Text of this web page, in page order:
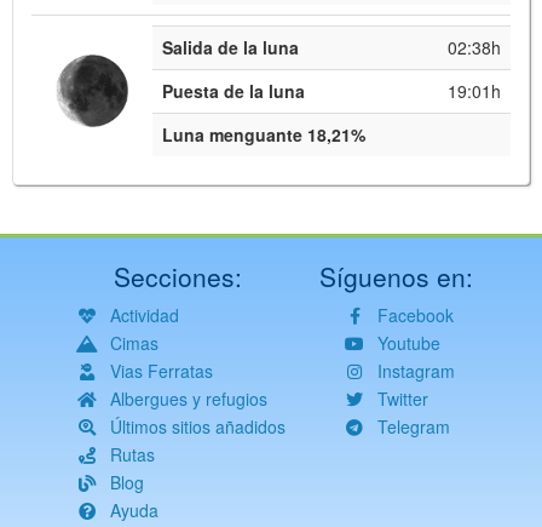
Salida de la luna
02:38h
Puesta de la luna
19:01h
Luna menguante 18,21%
Secciones:
Actividad
Cimas
Vias Ferratas
Albergues y refugios
Últimos sitios añadidos
Rutas
Blog
Ayuda
Síguenos en:
Facebook
Youtube
Instagram
Twitter
Telegram